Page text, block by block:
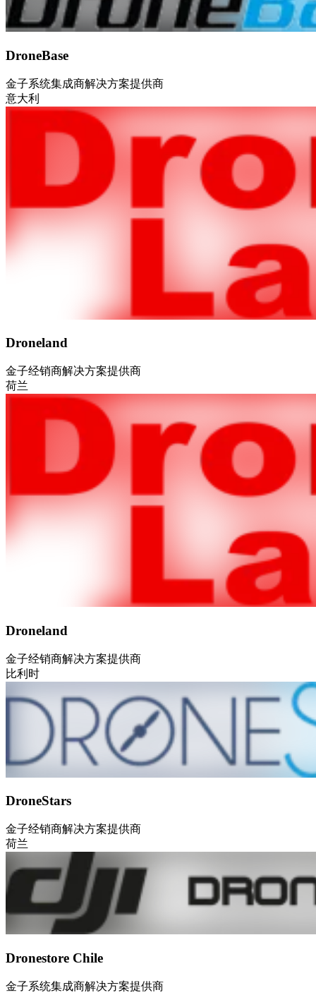
DroneBase
金子系统集成商解决方案提供商
意大利
Droneland
金子经销商解决方案提供商
荷兰
Droneland
金子经销商解决方案提供商
比利时
DroneStars
金子经销商解决方案提供商
荷兰
Dronestore Chile
金子系统集成商解决方案提供商